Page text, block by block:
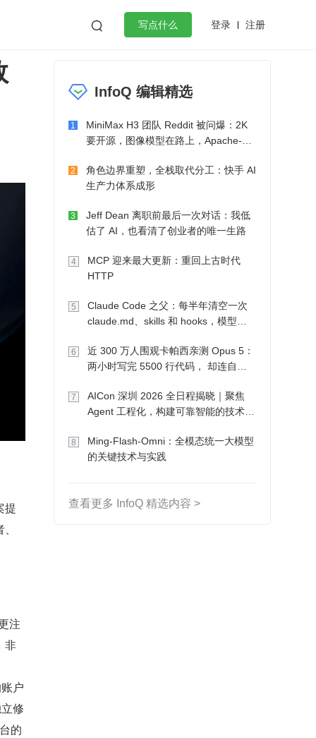
 写点什么 登录 注册
作
微服务架构 flutter
提
注
非
户
修
的
InfoQ 编辑精选
1
MiniMax H3 团队 Reddit 被问爆：2K
要开源，图像模型在路上，Apache-2.0
2
角色边界重塑，全栈取代分工：快手 AI
生产力体系成形
3
Jeff Dean 离职前最后一次对话：我低
估了 AI，也看清了创业者的唯一生路
4
MCP 迎来最大更新：重回上古时代
HTTP
5
Claude Code 之父：每半年清空一次
claude.md、skills 和 hooks，模型自
6
近 300 万人围观卡帕西亲测 Opus 5：
两小时写完 5500 行代码， 却连自己
7
AICon 深圳 2026 全日程揭晓｜聚焦
Agent 工程化，构建可靠智能的技术路
8
Ming-Flash-Omni：全模态统一大模型
的关键技术与实践
查看更多 InfoQ 精选内容 >